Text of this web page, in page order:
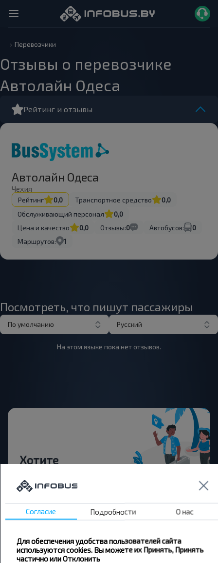
Перевозчики
Отзывы о перевозчике
Автолайн Одеса
Рейтинг и отзывы
Автолайн Одеса
Чехия
Рейтинг 0,0 Транспортное средство
0,0
Обслуживающий персонал
0,0
Цена и качество
0,0 Отзывы:0 Автобусов:
0
Маршрутов:
1
Посмотреть, что пишут пассажиры
По умолчанию Русский
На этом языке пока нет отзывов.
Хотите
дешевле?
Не пропусти специальные акции, скидки и
другие интересные предложения INFOBUS.
путешествуй с нами дешевле!
Согласие Подробности О нас
Для обеспечения удобства пользователей сайта
используются cookies. Вы можете их Принять, Принять
частично или Отклонить